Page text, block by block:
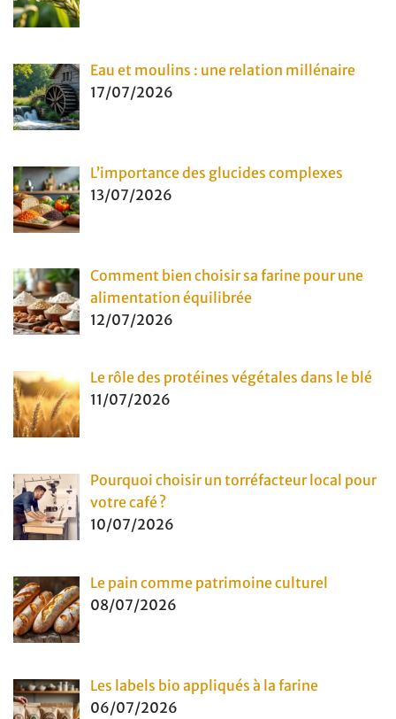
Eau et moulins : une relation millénaire
17/07/2026
L’importance des glucides complexes
13/07/2026
Comment bien choisir sa farine pour une
alimentation équilibrée
12/07/2026
Le rôle des protéines végétales dans le blé
11/07/2026
Pourquoi choisir un torréfacteur local pour
votre café ?
10/07/2026
Le pain comme patrimoine culturel
08/07/2026
Les labels bio appliqués à la farine
06/07/2026